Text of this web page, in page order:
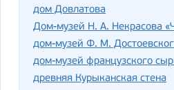
дом Довлатова
Дом-музей Н. А. Некрасова
дом-музей Ф. М.
дом-музей французского
древняя Курыканская стена